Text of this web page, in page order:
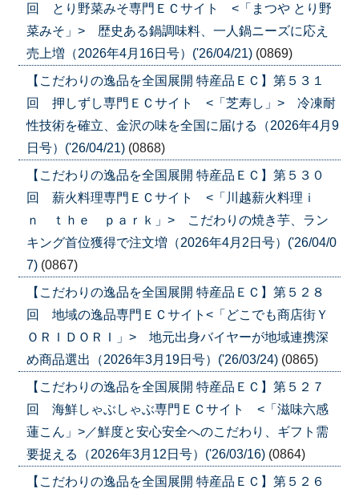
回 とり野菜みそ専門ＥＣサイト <「まつや とり野
菜みそ」> 歴史ある鍋調味料、一人鍋ニーズに応え
売上増（2026年4月16日号）('26/04/21) (0869)
【こだわりの逸品を全国展開 特産品ＥＣ】第５３１
回 押しずし専門ＥＣサイト <「芝寿し」> 冷凍耐
性技術を確立、金沢の味を全国に届ける（2026年4月9
日号）('26/04/21) (0868)
【こだわりの逸品を全国展開 特産品ＥＣ】第５３０
回 薪火料理専門ＥＣサイト <「川越薪火料理ｉ
ｎ ｔｈｅ ｐａｒｋ」> こだわりの焼き芋、ラン
キング首位獲得で注文増（2026年4月2日号）('26/04/0
7) (0867)
【こだわりの逸品を全国展開 特産品ＥＣ】第５２８
回 地域の逸品専門ＥＣサイト<「どこでも商店街Ｙ
ＯＲＩＤＯＲＩ」> 地元出身バイヤーが地域連携深
め商品選出（2026年3月19日号）('26/03/24) (0865)
【こだわりの逸品を全国展開 特産品ＥＣ】第５２７
回 海鮮しゃぶしゃぶ専門ＥＣサイト <「滋味六感
蓮こん」>／鮮度と安心安全へのこだわり、ギフト需
要捉える（2026年3月12日号）('26/03/16) (0864)
【こだわりの逸品を全国展開 特産品ＥＣ】第５２６